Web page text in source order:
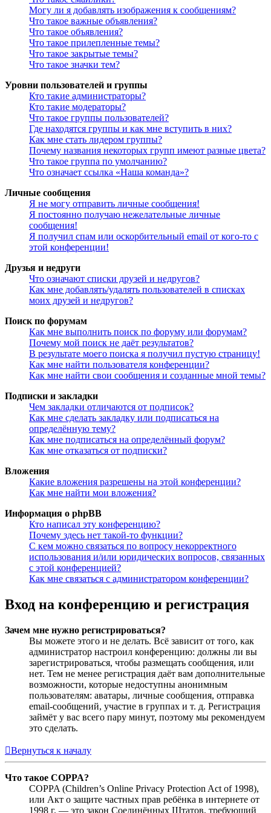
Могу ли я добавлять изображения к сообщениям?
Что такое важные объявления?
Что такое объявления?
Что такое прилепленные темы?
Что такое закрытые темы?
Что такое значки тем?
Уровни пользователей и группы
Кто такие администраторы?
Кто такие модераторы?
Что такое группы пользователей?
Где находятся группы и как мне вступить в них?
Как мне стать лидером группы?
Почему названия некоторых групп имеют разные цвета?
Что такое группа по умолчанию?
Что означает ссылка «Наша команда»?
Личные сообщения
Я не могу отправить личные сообщения!
Я постоянно получаю нежелательные личные
сообщения!
Я получил спам или оскорбительный email от кого-то с
этой конференции!
Друзья и недруги
Что означают списки друзей и недругов?
Как мне добавлять/удалять пользователей в списках
моих друзей и недругов?
Поиск по форумам
Как мне выполнить поиск по форуму или форумам?
Почему мой поиск не даёт результатов?
В результате моего поиска я получил пустую страницу!
Как мне найти пользователя конференции?
Как мне найти свои сообщения и созданные мной темы?
Подписки и закладки
Чем закладки отличаются от подписок?
Как мне сделать закладку или подписаться на
определённую тему?
Как мне подписаться на определённый форум?
Как мне отказаться от подписки?
Вложения
Какие вложения разрешены на этой конференции?
Как мне найти мои вложения?
Информация о phpBB
Кто написал эту конференцию?
Почему здесь нет такой-то функции?
С кем можно связаться по вопросу некорректного
использования и/или юридических вопросов, связанных
с этой конференцией?
Как мне связаться с администратором конференции?
Вход на конференцию и регистрация
Зачем мне нужно регистрироваться?
Вы можете этого и не делать. Всё зависит от того, как
администратор настроил конференцию: должны ли вы
зарегистрироваться, чтобы размещать сообщения, или
нет. Тем не менее регистрация даёт вам дополнительные
возможности, которые недоступны анонимным
пользователям: аватары, личные сообщения, отправка
email-сообщений, участие в группах и т. д. Регистрация
займёт у вас всего пару минут, поэтому мы рекомендуем
это сделать.
Вернуться к началу
Что такое COPPA?
COPPA (Children’s Online Privacy Protection Act of 1998),
или Акт о защите частных прав ребёнка в интернете от
1998 г. — это закон Соединённых Штатов, требующий